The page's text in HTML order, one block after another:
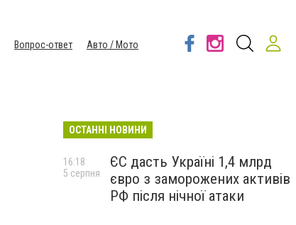
Вопрос-ответ
Авто / Мото
ОСТАННІ НОВИНИ
ЄС дасть Україні 1,4 млрд
євро з заморожених активів
РФ після нічної атаки
16:18
5 серпня